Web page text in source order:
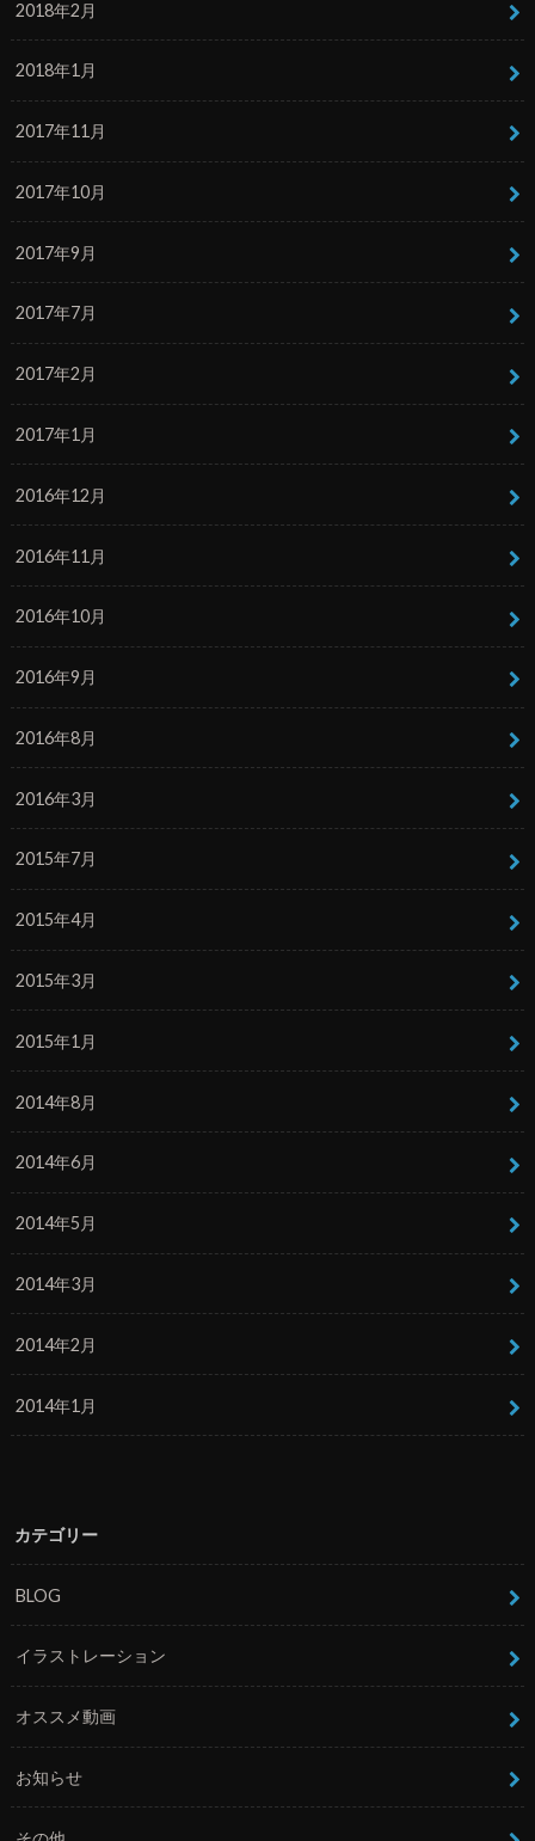
2018年2月
2018年1月
2017年11月
2017年10月
2017年9月
2017年7月
2017年2月
2017年1月
2016年12月
2016年11月
2016年10月
2016年9月
2016年8月
2016年3月
2015年7月
2015年4月
2015年3月
2015年1月
2014年8月
2014年6月
2014年5月
2014年3月
2014年2月
2014年1月
カテゴリー
BLOG
イラストレーション
オススメ動画
お知らせ